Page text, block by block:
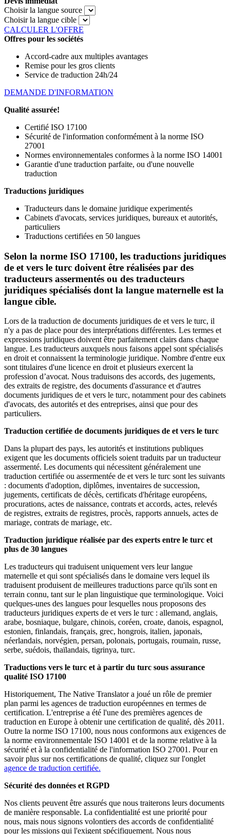
Choisir la langue source
Choisir la langue cible
CALCULER L'OFFRE
Offres pour les sociétés
Accord-cadre aux multiples avantages
Remise pour les gros clients
Service de traduction 24h/24
DEMANDE D'INFORMATION
Qualité assurée!
Certifié ISO 17100
Sécurité de l'information conformément à la norme ISO
27001
Normes environnementales conformes à la norme ISO 14001
Garantie d'une traduction parfaite, ou d'une nouvelle
traduction
Traductions juridiques
Traducteurs dans le domaine juridique experimentés
Cabinets d'avocats, services juridiques, bureaux et autorités,
particuliers
Traductions certifiées en 50 langues
Selon la norme ISO 17100, les traductions juridiques
de et vers le turc doivent être réalisées par des
traducteurs assermentés ou des traducteurs
juridiques spécialisés dont la langue maternelle est la
langue cible.
Lors de la traduction de documents juridiques de et vers le turc, il
n'y a pas de place pour des interprétations différentes. Les termes et
expressions juridiques doivent être parfaitement clairs dans chaque
langue. Les traducteurs auxquels nous faisons appel sont spécialisés
en droit et connaissent la terminologie juridique. Nombre d'entre eux
sont titulaires d'une licence en droit et plusieurs exercent la
profession d’avocat. Nous traduisons des accords, des jugements,
des extraits de registre, des documents d'assurance et d'autres
documents juridiques de et vers le turc, notamment pour des cabinets
d'avocats, des autorités et des entreprises, ainsi que pour des
particuliers.
Traduction certifiée de documents juridiques de et vers le turc
Dans la plupart des pays, les autorités et institutions publiques
exigent que les documents officiels soient traduits par un traducteur
assermenté. Les documents qui nécessitent généralement une
traduction certifiée ou assermentée de et vers le turc sont les suivants
: documents d'adoption, diplômes, inventaires de succession,
jugements, certificats de décès, certificats d'héritage européens,
procurations, actes de naissance, contrats et accords, actes, relevés
de registres, extraits de registres, procès, rapports annuels, actes de
mariage, contrats de mariage, etc.
Traduction juridique réalisée par des experts entre le turc et
plus de 30 langues
Les traducteurs qui traduisent uniquement vers leur langue
maternelle et qui sont spécialisés dans le domaine vers lequel ils
traduisent produisent de meilleures traductions parce qu'ils sont en
terrain connu, tant sur le plan linguistique que terminologique. Voici
quelques-unes des langues pour lesquelles nous proposons des
traducteurs juridiques experts de et vers le turc : allemand, anglais,
arabe, bosniaque, bulgare, chinois, coréen, croate, danois, espagnol,
estonien, finlandais, français, grec, hongrois, italien, japonais,
néerlandais, norvégien, persan, polonais, portugais, roumain, russe,
serbe, suédois, thaïlandais, tigrinya, turc.
Traductions vers le turc et à partir du turc sous assurance
qualité ISO 17100
Historiquement, The Native Translator a joué un rôle de premier
plan parmi les agences de traduction européennes en termes de
certification. L'entreprise a été l'une des premières agences de
traduction en Europe à obtenir une certification de qualité, dès 2011.
Outre la norme ISO 17100, nous nous conformons aux exigences de
la norme environnementale ISO 14001 et de la norme relative à la
sécurité et à la confidentialité de l'information ISO 27001. Pour en
savoir plus sur nos certifications de qualité, cliquez sur l'onglet
agence de traduction certifiée.
Sécurité des données et RGPD
Nos clients peuvent être assurés que nous traiterons leurs documents
de manière responsable. La confidentialité est une priorité pour
nous, mais nous signons volontiers des accords de confidentialité
pour les missions qui l'exigent spécifiquement. Nous nous